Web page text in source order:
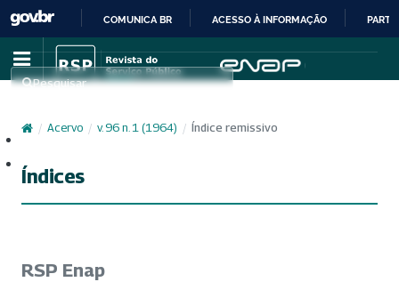
IR
PARA
CONTEÚDO
COMUNICA BR ACESSO À INFORMAÇÃO
Pesquisar
Acesso
/ Acervo / v. 96 n. 1 (1964) / Índice remissivo
Índices
RSP Enap